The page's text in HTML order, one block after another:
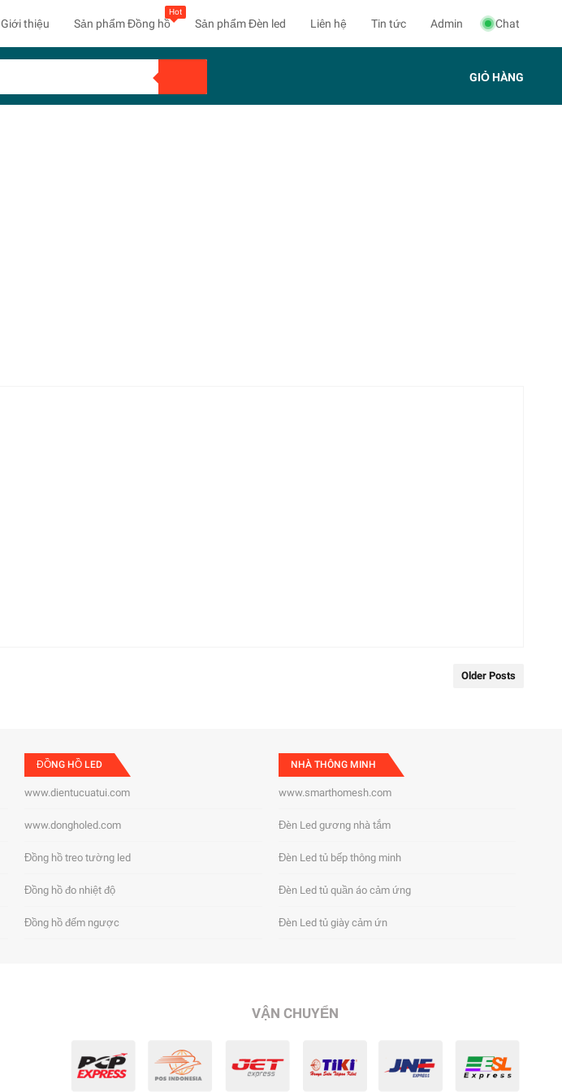
Giới thiệu Sản phẩm Đồng hồ
Hot
Sản phẩm Đèn led Liên hệ Tin tức Admin Chat
GIỎ HÀNG
Older Posts
ĐỒNG HỒ LED
www.dientucuatui.com
www.dongholed.com
Đồng hồ treo tường led
Đồng hồ đo nhiệt độ
Đồng hồ đếm ngược
NHÀ THÔNG MINH
www.smarthomesh.com
Đèn Led gương nhà tắm
Đèn Led tủ bếp thông minh
Đèn Led tủ quần áo cảm ứng
Đèn Led tủ giày cảm ứn
VẬN CHUYỂN